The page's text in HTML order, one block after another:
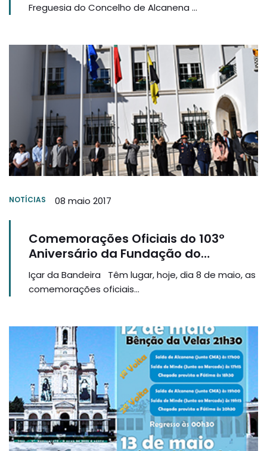
Freguesia do Concelho de Alcanena ...
NOTÍCIAS 08 maio 2017
Comemorações Oficiais do 103º
Aniversário da Fundação do
Concelho de Alcanena
Içar da Bandeira Têm lugar, hoje, dia 8 de maio, as
comemorações oficiais...